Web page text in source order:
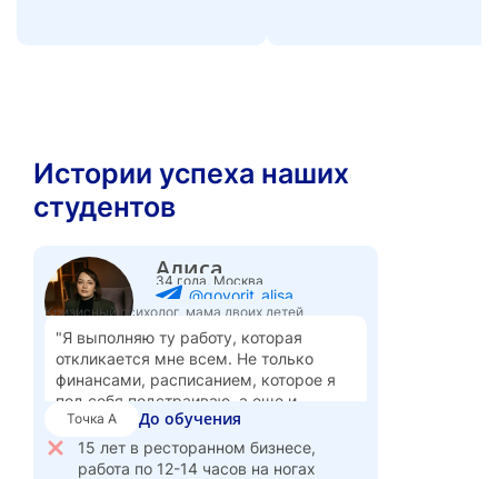
Истории успеха наших
студентов
Алиса
34 года, Москва
@govorit_alisa
Кризисный психолог, мама двоих детей
"Я выполняю ту работу, которая
откликается мне всем. Не только
финансами, расписанием, которое я
под себя подстраиваю, а еще и
поддержкой собственных ценностей –
сейчас я абсолютно с ними в согласии,
в гармонии."
Точка А До обучения
15 лет в ресторанном бизнесе,
работа по 12-14 часов на ногах